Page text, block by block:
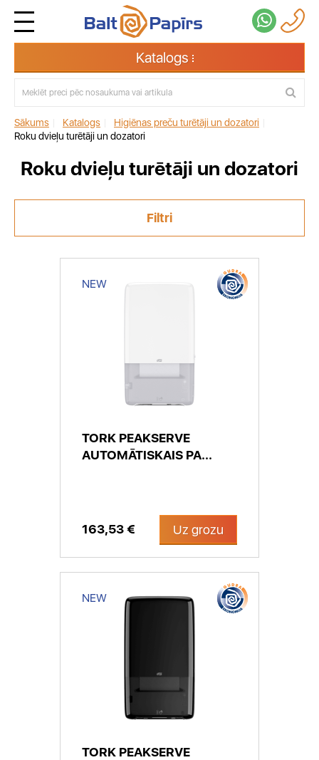
Katalogs
Sākums Katalogs Higiēnas preču turētāji un dozatori
Roku dvieļu turētāji un dozatori
Roku dvieļu turētāji un dozatori
Filtri
NEW
TORK PEAKSERVE
AUTOMĀTISKAIS PA...
163,53 € Uz grozu
NEW
TORK PEAKSERVE